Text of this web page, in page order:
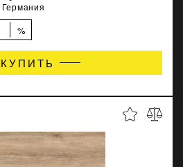
Германия
%
КУПИТЬ